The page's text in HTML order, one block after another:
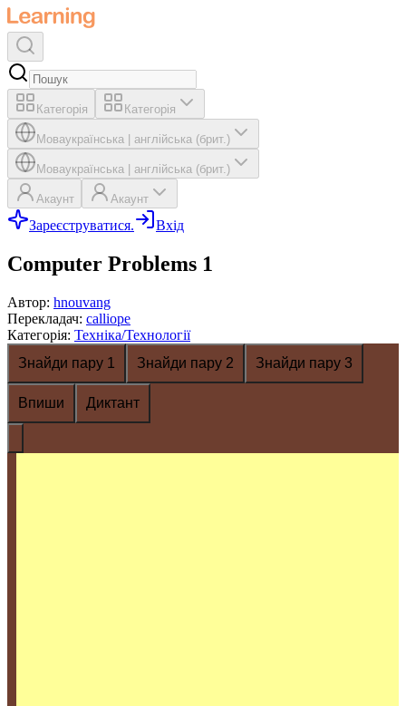
Категорія Категорія
Моваукраїнська англійська (брит.)
Моваукраїнська англійська (брит.)
Акаунт Акаунт
Зареєструватися. Вхід
Computer Problems 1
Автор: hnouvang
Перекладач: calliope
Категорія: Техніка/Технології
Знайди пару 1
Знайди пару 2 Знайди пару 3
Впиши Диктант